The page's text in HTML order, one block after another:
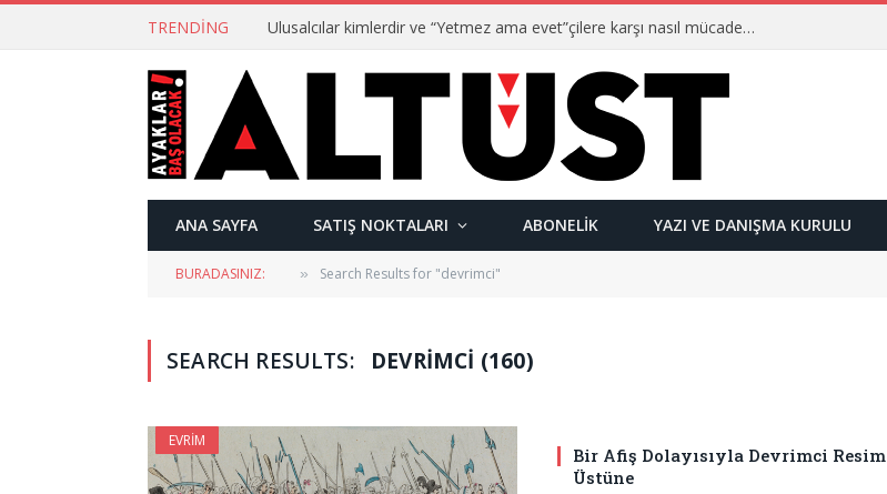
TRENDING Ulusalcılar kimlerdir ve “Yetmez ama evet”çilere karşı nasıl mücadele ederler?
ANA SAYFA SATIŞ NOKTALARI ABONELIK YAZI VE DANIŞMA KURULU
BURADASINIZ: » Search Results for "devrimci"
SEARCH RESULTS: DEVRIMCI (160)
EVRIM
Bir Afiş Dolayısıyla Devrimci Resim
Üstüne